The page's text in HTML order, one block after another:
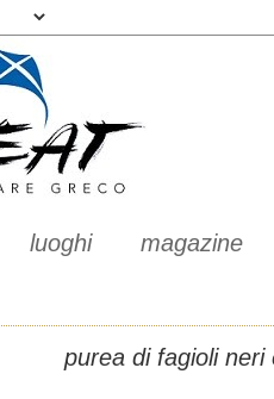
luoghi magazine
purea di fagioli neri